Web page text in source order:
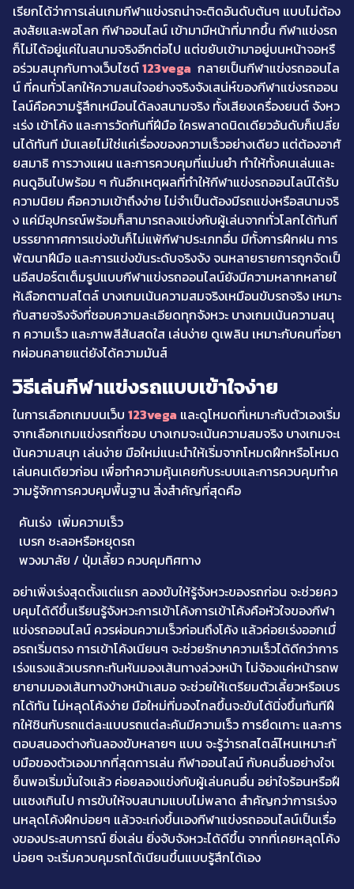
เรียกได้ว่าการเล่นเกมกีฬาแข่งรถน่าจะติดอันดับต้นๆ แบบไม่ต้อง
สงสัยและพอโลก กีฬาออนไลน์ เข้ามามีหน้าที่มากขึ้น กีฬาแข่งรถ
ก็ไม่ได้อยู่แค่ในสนามจริงอีกต่อไป แต่ขยับเข้ามาอยู่บนหน้าจอหรื
อร่วมสนุกกับทางเว็บไซต์123vega กลายเป็นกีฬาแข่งรถออนไล
น์ ที่คนทั่วโลกให้ความสนใจอย่างจริงจังเสน่ห์ของกีฬาแข่งรถออน
ไลน์คือความรู้สึกเหมือนได้ลงสนามจริง ทั้งเสียงเครื่องยนต์ จังหว
ะเร่ง เข้าโค้ง และการวัดกันที่ฝีมือ ใครพลาดนิดเดียวอันดับก็เปลี่ย
นได้ทันที มันเลยไม่ใช่แค่เรื่องของความเร็วอย่างเดียว แต่ต้องอาศั
ยสมาธิ การวางแผน และการควบคุมที่แม่นยำ ทำให้ทั้งคนเล่นและ
คนดูอินไปพร้อม ๆ กันอีกเหตุผลที่ทำให้กีฬาแข่งรถออนไลน์ได้รับ
ความนิยม คือความเข้าถึงง่าย ไม่จำเป็นต้องมีรถแข่งหรือสนามจริ
ง แค่มีอุปกรณ์พร้อมก็สามารถลงแข่งกับผู้เล่นจากทั่วโลกได้ทันที
บรรยากาศการแข่งขันก็ไม่แพ้กีฬาประเภทอื่น มีทั้งการฝึกฝน การ
พัฒนาฝีมือ และการแข่งขันระดับจริงจัง จนหลายรายการถูกจัดเป็
นอีสปอร์ตเต็มรูปแบบกีฬาแข่งรถออนไลน์ยังมีความหลากหลายใ
ห้เลือกตามสไตล์ บางเกมเน้นความสมจริงเหมือนขับรถจริง เหมาะ
กับสายจริงจังที่ชอบความละเอียดทุกจังหวะ บางเกมเน้นความสนุ
ก ความเร็ว และภาพสีสันสดใส เล่นง่าย ดูเพลิน เหมาะกับคนที่อยา
กผ่อนคลายแต่ยังได้ความมันส์
วิธีเล่นกีฬาแข่งรถแบบเข้าใจง่าย
ในการเลือกเกมบนเว็บ 123vega และดูโหมดที่เหมาะกับตัวเองเริ่ม
จากเลือกเกมแข่งรถที่ชอบ บางเกมจะเน้นความสมจริง บางเกมจะเ
น้นความสนุก เล่นง่าย มือใหม่แนะนำให้เริ่มจากโหมดฝึกหรือโหมด
เล่นคนเดียวก่อน เพื่อทำความคุ้นเคยกับระบบและการควบคุมทำค
วามรู้จักการควบคุมพื้นฐาน สิ่งสำคัญที่สุดคือ
คันเร่ง เพิ่มความเร็ว
เบรก ชะลอหรือหยุดรถ
พวงมาลัย / ปุ่มเลี้ยว ควบคุมทิศทาง
อย่าเพิ่งเร่งสุดตั้งแต่แรก ลองขับให้รู้จังหวะของรถก่อน จะช่วยคว
บคุมได้ดีขึ้นเรียนรู้จังหวะการเข้าโค้งการเข้าโค้งคือหัวใจของกีฬา
แข่งรถออนไลน์ ควรผ่อนความเร็วก่อนถึงโค้ง แล้วค่อยเร่งออกเมื่
อรถเริ่มตรง การเข้าโค้งเนียนๆ จะช่วยรักษาความเร็วได้ดีกว่าการ
เร่งแรงแล้วเบรกกะทันหันมองเส้นทางล่วงหน้า ไม่จ้องแค่หน้ารถพ
ยายามมองเส้นทางข้างหน้าเสมอ จะช่วยให้เตรียมตัวเลี้ยวหรือเบร
กได้ทัน ไม่หลุดโค้งง่าย มือใหม่ที่มองไกลขึ้นจะขับได้นิ่งขึ้นทันทีฝึ
กให้ชินกับรถแต่ละแบบรถแต่ละคันมีความเร็ว การยึดเกาะ และการ
ตอบสนองต่างกันลองขับหลายๆ แบบ จะรู้ว่ารถสไตล์ไหนเหมาะกั
บมือของตัวเองมากที่สุดการเล่น กีฬาออนไลน์ กับคนอื่นอย่างใจเ
ย็นพอเริ่มมั่นใจแล้ว ค่อยลองแข่งกับผู้เล่นคนอื่น อย่าใจร้อนหรือฝื
นแซงเกินไป การขับให้จบสนามแบบไม่พลาด สำคัญกว่าการเร่งจ
นหลุดโค้งฝึกบ่อยๆ แล้วจะเก่งขึ้นเองกีฬาแข่งรถออนไลน์เป็นเรื่อ
งของประสบการณ์ ยิ่งเล่น ยิ่งจับจังหวะได้ดีขึ้น จากที่เคยหลุดโค้ง
บ่อยๆ จะเริ่มควบคุมรถได้เนียนขึ้นแบบรู้สึกได้เอง